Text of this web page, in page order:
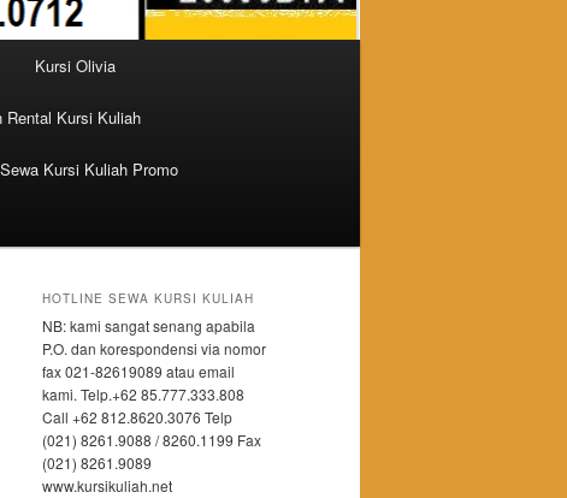
Kursi Olivia
Rental Kursi Kuliah
Sewa Kursi Kuliah Promo
HOTLINE SEWA KURSI KULIAH
NB: kami sangat senang apabila
P.O. dan korespondensi via nomor
fax 021-82619089 atau email
kami. Telp.+62 85.777.333.808
Call +62 812.8620.3076 Telp
(021) 8261.9088 / 8260.1199 Fax
(021) 8261.9089
www.kursikuliah.net